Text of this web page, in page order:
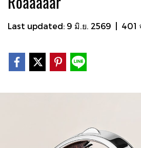
Last updated: 9 มิ.ย. 2569 401